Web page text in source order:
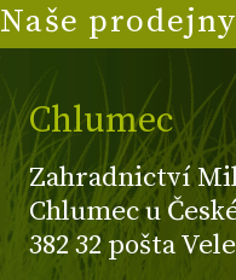
Naše prodejny
Chlumec
Zahradnictví
Chlumec u
382 32 pošta